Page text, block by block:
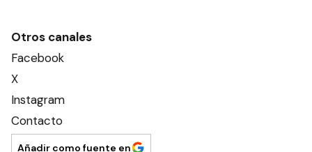
Otros canales
Facebook
X
Instagram
Contacto
Añadir como fuente en